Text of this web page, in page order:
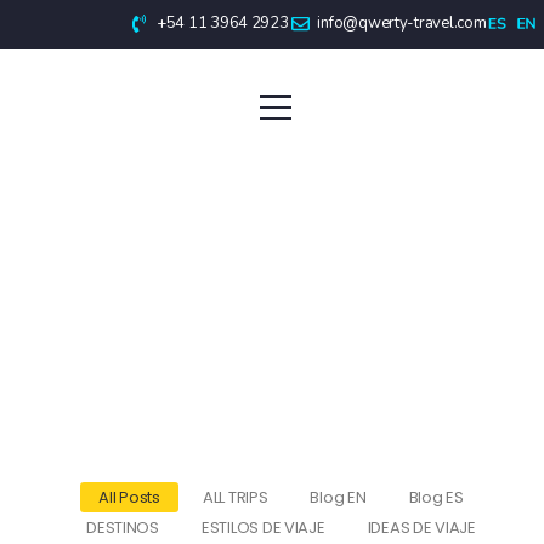
+54 11 3964 2923 info@qwerty-travel.com
All Posts ALL TRIPS Blog EN
Blog ES
DESTINOS
ESTILOS DE VIAJE IDEAS DE VIAJE